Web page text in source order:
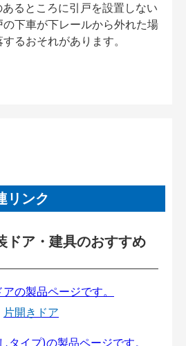
るところに引戸を設置しない
下車が下レールから外れた場
るおそれがあります。
リンク
ドア・建具のおすすめ
片開きドア